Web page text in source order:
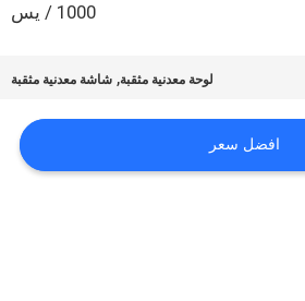
1000 / يس
لوحة معدنية مثقبة, شاشة معدنية مثقبة
افضل سعر